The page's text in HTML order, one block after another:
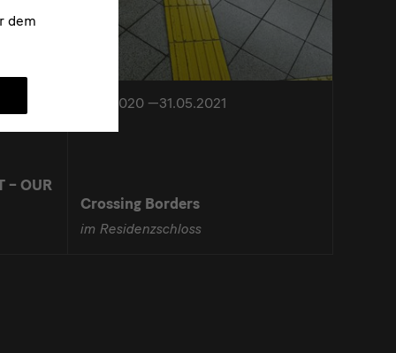
– OUR
14.11.2020 —31.05.2021
Crossing Borders
im Residenzschloss
dem